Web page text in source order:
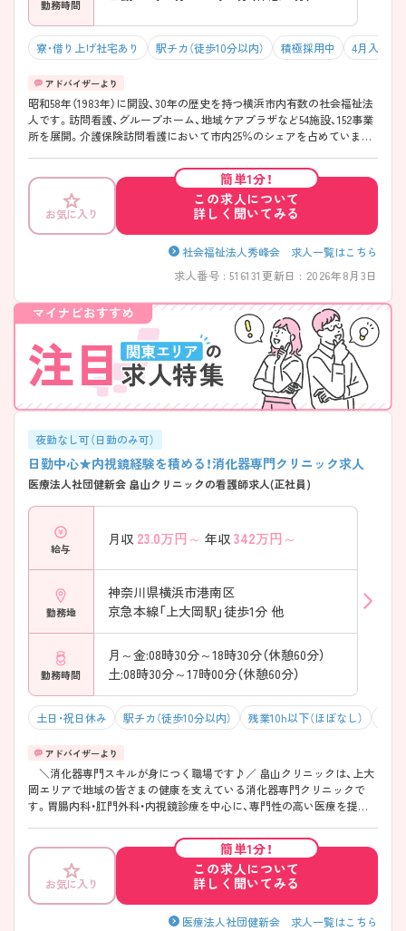
勤務時間
寮・借り上げ社宅あり 駅チカ（徒歩10分以内） 積極採用中 4月入職可
昭和58年（1983年）に開設、30年の歴史を持つ横浜市内有数の社会福祉法
人です。訪問看護、グループホーム、地域ケアプラザなど54施設、152事業
所を展開。介護保険訪問看護において市内25％のシェアを占めていま
徒歩10分以内。充実した教育体制と福利厚生が魅力です。
お気に入り
簡単1分！
この求人について
詳しく聞いてみる
社会福祉法人秀峰会 求人一覧はこちら
求人番号 : 516131 更新日 : 2026年8月3日
夜勤なし可（日勤のみ可）
日勤中心★内視鏡経験を積める！消化器専門クリニック求人
医療法人社団健新会 畠山クリニックの看護師求人(正社員)
給与
月収 23.0万円～ 年収 342万円～
勤務地
神奈川県横浜市港南区
京急本線「上大岡駅」徒歩1分 他
勤務時間
月～金:08時30分～18時30分（休憩60分）
土:08時30分～17時00分（休憩60分）
土日・祝日休み 駅チカ（徒歩10分以内） 残業10h以下（ほぼなし）
＼消化器専門スキルが身につく職場です♪／ 畠山クリニックは、上大
岡エリアで地域の皆さまの健康を支えている消化器専門クリニックで
す。胃腸内科・肛門外科・内視鏡診療を中心に、専門性の高い医療を提供
す。複数の専門医による診療体制が整っているため、消化器分野を学び
ながら経験を積みたい方にもおすすめの環境です。また、検査だけでな
くポリープ切除などの処置にも対応しており、患者様の検査前後を含め
た継続的な関わりができる点も魅力。クリニック勤務のため「日勤帯中
心」で働けることに加え、駅から近く通勤しやすい環境も整っています。
地域医療に貢献しながら専門性を高めたい方におすすめの求人です！
お気に入り
簡単1分！
この求人について
詳しく聞いてみる
医療法人社団健新会 求人一覧はこちら